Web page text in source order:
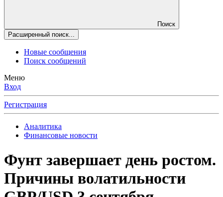
Поиск
Расширенный поиск...
Новые сообщения
Поиск сообщений
Меню
Вход
Регистрация
Аналитика
Финансовые новости
Фунт завершает день ростом.
Причины волатильности